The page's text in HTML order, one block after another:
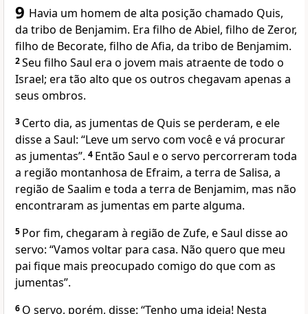
9 Havia um homem de alta posição chamado Quis,
da tribo de Benjamim. Era filho de Abiel, filho de Zeror,
filho de Becorate, filho de Afia, da tribo de Benjamim.
2Seu filho Saul era o jovem mais atraente de todo o
Israel; era tão alto que os outros chegavam apenas a
seus ombros.
3 Certo dia, as jumentas de Quis se perderam, e ele
disse a Saul: “Leve um servo com você e vá procurar
as jumentas”. 4 Então Saul e o servo percorreram toda
a região montanhosa de Efraim, a terra de Salisa, a
região de Saalim e toda a terra de Benjamim, mas não
encontraram as jumentas em parte alguma.
5 Por fim, chegaram à região de Zufe, e Saul disse ao
servo: “Vamos voltar para casa. Não quero que meu
pai fique mais preocupado comigo do que com as
jumentas”.
6 O servo, porém, disse: “Tenho uma ideia! Nesta